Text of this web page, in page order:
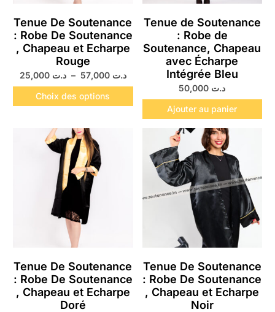
Tenue De Soutenance
: Robe De Soutenance
, Chapeau et Echarpe
Rouge
د.ت 25,000 – د.ت 57,000
Choix des options
Tenue de Soutenance
: Robe de
Soutenance, Chapeau
avec Écharpe
Intégrée Bleu
د.ت
Ajouter au panier
Tenue De Soutenance
: Robe De Soutenance
, Chapeau et Echarpe
Doré
Tenue De Soutenance
: Robe De Soutenance
, Chapeau et Echarpe
Noir